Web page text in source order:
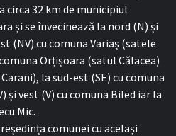
circa 32 km de municipiul
și se învecinează la nord (N) și
(NV) cu comuna Variaș (satele
Orțișoara (satul Călacea)
la sud-est (SE) cu comuna
și vest (V) cu comuna Biled iar la
Mic.
comunei cu același